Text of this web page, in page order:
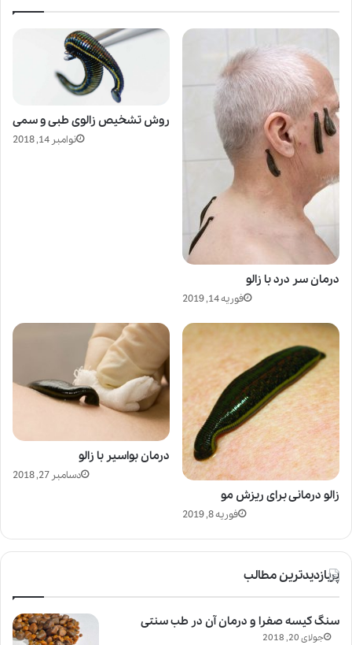
روش تشخیص زالوی طبی و سمی
نوامبر 14, 2018
درمان سر درد با زالو
فوریه 14, 2019
درمان بواسیر با زالو
دسامبر 27, 2018
زالو درمانی برای ریزش مو
فوریه 8, 2019
پربازدیدترین مطالب
سنگ کیسه صفرا و درمان آن در طب سنتی
جولای 20, 2018